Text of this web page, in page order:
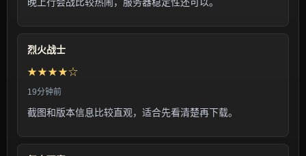
烈火战士
★★★★☆
19分钟前
截图和版本信息比较直观，适合先看清楚再下载。